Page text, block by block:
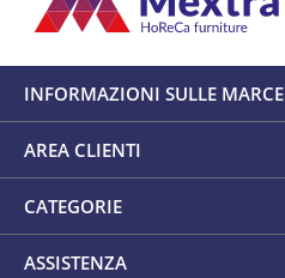
INFORMAZIONI SULLE MARCE
AREA CLIENTI
CATEGORIE
ASSISTENZA